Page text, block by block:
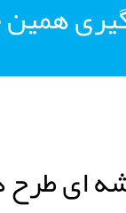
همین
ای طرح